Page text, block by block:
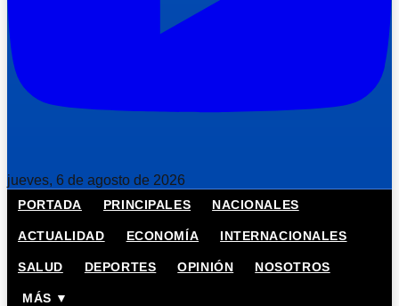
jueves, 6 de agosto de 2026
PORTADA PRINCIPALES NACIONALES
ACTUALIDAD ECONOMÍA INTERNACIONALES
SALUD DEPORTES OPINIÓN NOSOTROS
MÁS ▼